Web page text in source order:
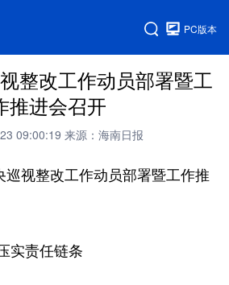
PC版本
整改工作动员部署暨工
推进会召开
09:00:19 来源：海南日报
视整改工作动员部署暨工作推
责任链条